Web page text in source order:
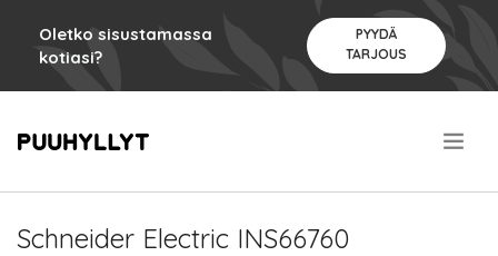
Oletko sisustamassa
kotiasi?
PYYDÄ
TARJOUS
Schneider Electric INS66760